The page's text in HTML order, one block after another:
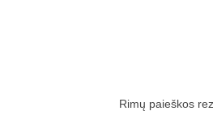
Rimų paieškos